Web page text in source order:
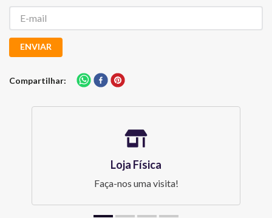
ENVIAR
Compartilhar
Loja Física
Faça-nos uma visita!